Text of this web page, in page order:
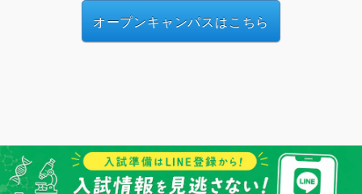
オープンキャンパスはこちら